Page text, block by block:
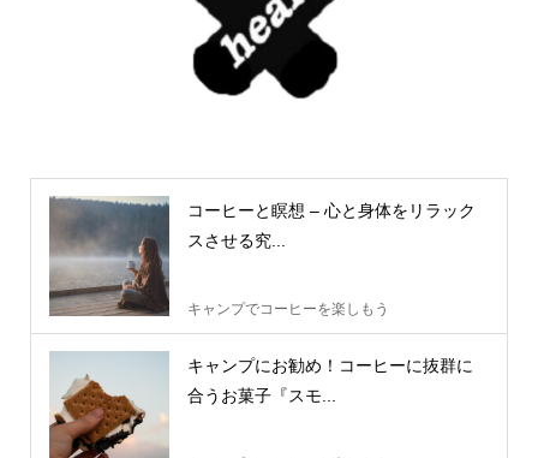
コーヒーと瞑想 – 心と身体をリラック
スさせる究...
キャンプでコーヒーを楽しもう
キャンプにお勧め！コーヒーに抜群に
合うお菓子『スモ...